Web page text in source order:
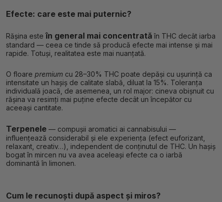
Efecte: care este mai puternic?
Rășina esteîn general mai concentratăîn THC decât iarba
standard — ceea ce tinde să producă efecte mai intense și mai
rapide. Totuși, realitatea este mai nuanțată.
O floare premium cu 28–30% THC poate depăși cu ușurință ca
intensitate un hașiș de calitate slabă, diluat la 15%. Toleranța
individuală joacă, de asemenea, un rol major: cineva obișnuit cu
rășina va resimți mai puține efecte decât un începător cu
aceeași cantitate.
Terpenele — compușii aromatici ai cannabisului —
influențează considerabil și ele experiența (efect euforizant,
relaxant, creativ…), independent de conținutul de THC. Un hașiș
bogat în mircen nu va avea aceleași efecte ca o iarbă
dominantă în limonen.
Cum le recunoști după aspect și miros?